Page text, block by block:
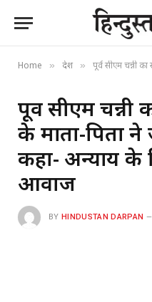
Home » देश » पूर्व सीएम चन्नी का सांसद
पूर्व सीएम
के माता-पिता
कहा- अन्याय के
आवाज
BY HINDUSTAN DARPAN